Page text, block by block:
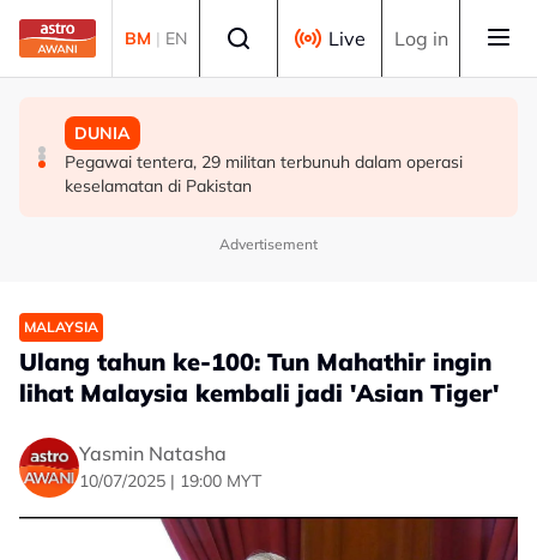
Skip to main content
BM | EN Live Log in
DUNIA
Finland tutup semua laluan haiwan di sempadan dengan
Rusia susulan demam babi Afrika
DUNIA
Indonesia pertingkat operasi pemadaman kebakaran di
barat Kalimantan
DUNIA
Pegawai tentera, 29 militan terbunuh dalam operasi
keselamatan di Pakistan
Advertisement
MALAYSIA
Ulang tahun ke-100: Tun Mahathir ingin
lihat Malaysia kembali jadi 'Asian Tiger'
Yasmin Natasha
10/07/2025 | 19:00 MYT